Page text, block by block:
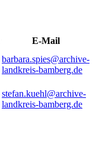
E-Mail
barbara.spies@archive-
landkreis-bamberg.de
stefan.kuehl@archive-
landkreis-bamberg.de